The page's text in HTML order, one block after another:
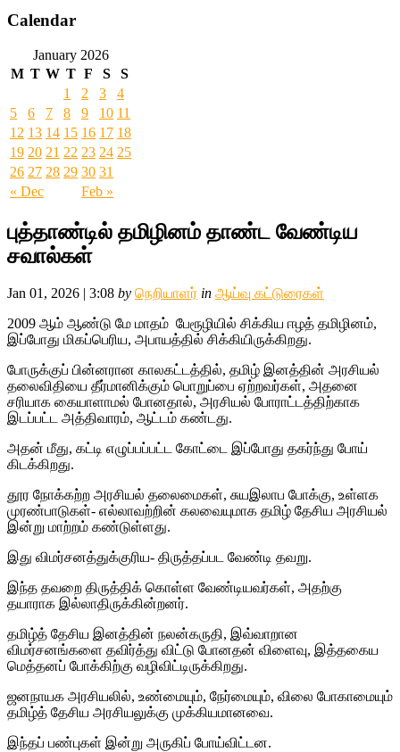
Calendar
January 2026
M T W T F S S
« Dec Feb »
1 2 3
4
5
6 7 8 9 10 11
12 13 14 15 16 17 18
19 20 21 22 23 24 25
26 27 28 29 30 31
புத்தாண்டில் தமிழினம் தாண்ட வேண்டிய
சவால்கள்
Jan 01, 2026 | 3:08 by நெறியாளர் in ஆய்வு கட்டுரைகள்
2009 ஆம் ஆண்டு மே மாதம் பேரூழியில் சிக்கிய ஈழத் தமிழினம்,
இப்போது மிகப்பெரிய, அபாயத்தில் சிக்கியிருக்கிறது.
போருக்குப் பின்னரான காலகட்டத்தில், தமிழ் இனத்தின் அரசியல்
தலைவிதியை தீர்மானிக்கும் பொறுப்பை ஏற்றவர்கள், அதனை
சரியாக கையாளாமல் போனதால், அரசியல் போராட்டத்திற்காக
இடப்பட்ட அத்திவாரம், ஆட்டம் கண்டது.
அதன் மீது, கட்டி எழுப்பப்பட்ட கோட்டை இப்போது தகர்ந்து போய்
கிடக்கிறது.
தூர நோக்கற்ற அரசியல் தலைமைகள், சுயஇலாப போக்கு, உள்ளக
முரண்பாடுகள்- எல்லாவற்றின் கலவையுமாக தமிழ் தேசிய அரசியல்
இன்று மாற்றம் கண்டுள்ளது.
இது விமர்சனத்துக்குரிய- திருத்தப்பட வேண்டி தவறு.
இந்த தவறை திருத்திக் கொள்ள வேண்டியவர்கள், அதற்கு
தயாராக இல்லாதிருக்கின்றனர்.
தமிழ்த் தேசிய இனத்தின் நலன்கருதி, இவ்வாறான
விமர்சனங்களை தவிர்த்து விட்டு போனதன் விளைவு, இத்தகைய
மெத்தனப் போக்கிற்கு வழிவிட்டிருக்கிறது.
ஜனநாயக அரசியலில், உண்மையும், நேர்மையும், விலை போகாமையும்
தமிழ்த் தேசிய அரசியலுக்கு முக்கியமானவை.
இந்தப் பண்புகள் இன்று அருகிப் போய்விட்டன.